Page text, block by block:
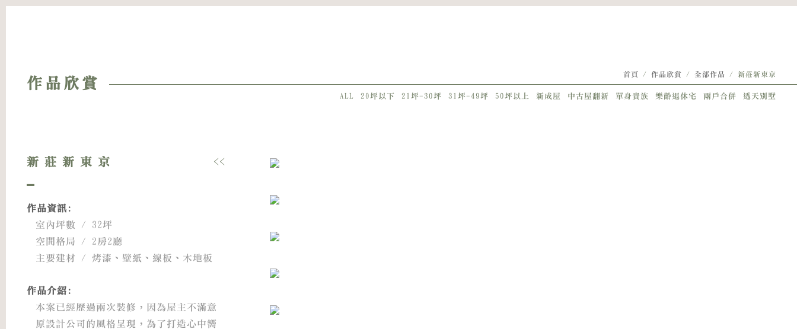
作品欣賞
首頁 / 作品欣賞 / 全部作品 / 新莊新東京
ALL 20坪以下 21坪-30坪 31坪-49坪 50坪以上 新成屋 中古屋翻新 單身貴族 樂齡退休宅 兩戶合併 透天別墅
<<
新莊新東京
作品資訊:
室內坪數 / 32坪
空間格局 / 2房2廳
主要建材 / 烤漆、壁紙、線板、木地板
作品介紹:
本案已經歷過兩次裝修，因為屋主不滿意
原設計公司的風格呈現，為了打造心中嚮